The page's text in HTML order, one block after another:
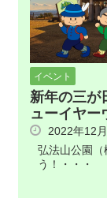
イベント
新年の三
ューイヤー
2022年12
弘法山公園（
う！・・・